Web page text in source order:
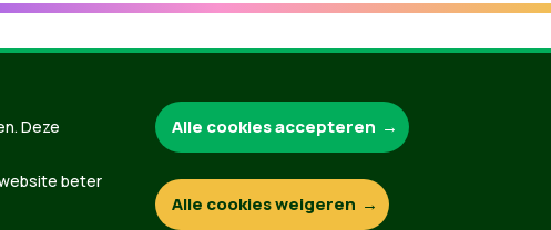
Groen.be
Deze
beter
Alle cookies accepteren
Alle cookies weigeren